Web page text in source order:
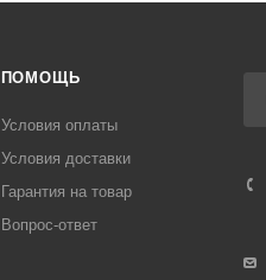
ПОМОЩЬ
Условия оплаты
Условия доставки
Гарантия на товар
Вопрос-ответ